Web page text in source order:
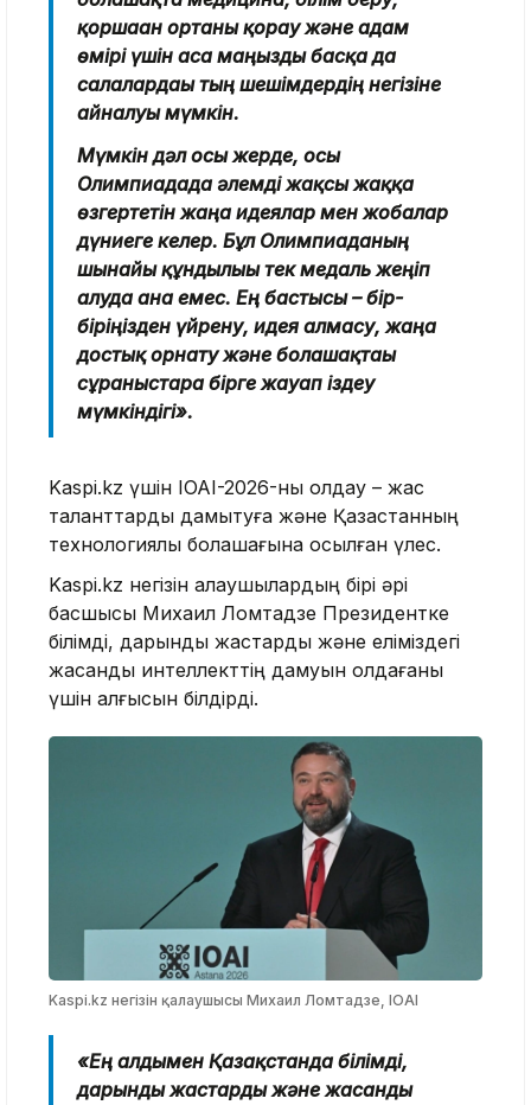
қоршаған ортаны қорғау және адам
өмірі үшін аса маңызды басқа да
салалардағы тың шешімдердің негізіне
айналуы мүмкін.
Мүмкін дәл осы жерде, осы
Олимпиадада әлемді жақсы жаққа
өзгертетін жаңа идеялар мен жобалар
дүниеге келер. Бұл Олимпиаданың
шынайы құндылығы тек медаль жеңіп
алуда ғана емес. Ең бастысы – бір-
біріңізден үйрену, идея алмасу, жаңа
достық орнату және болашақтағы
сұраныстарға бірге жауап іздеу
мүмкіндігі».
Kaspi.kz үшін IOAI-2026-ны қолдау – жас
таланттарды дамытуға және Қазақстанның
технологиялық болашағына қосылған үлес.
Kaspi.kz негізін қалаушылардың бірі әрі
басшысы Михаил Ломтадзе Президентке
білімді, дарынды жастарды және еліміздегі
жасанды интеллекттің дамуын қолдағаны
үшін алғысын білдірді.
Kaspi.kz негізін қалаушысы Михаил Ломтадзе, IOAI
«Ең алдымен Қазақстанда білімді,
дарынды жастарды және жасанды